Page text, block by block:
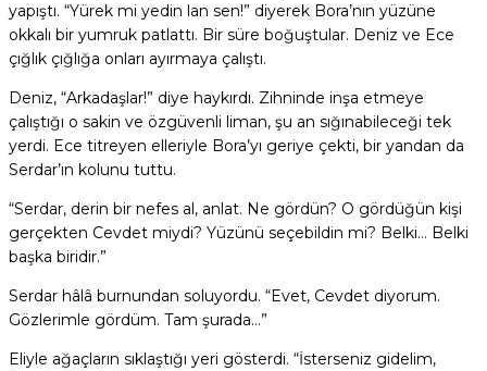
yapıştı. “Yürek mi yedin lan sen!” diyerek Bora’nın yüzüne
okkalı bir yumruk patlattı. Bir süre boğuştular. Deniz ve Ece
çığlık çığlığa onları ayırmaya çalıştı.
Deniz, “Arkadaşlar!” diye haykırdı. Zihninde inşa etmeye
çalıştığı o sakin ve özgüvenli liman, şu an sığınabileceği tek
yerdi. Ece titreyen elleriyle Bora’yı geriye çekti, bir yandan da
Serdar’ın kolunu tuttu.
“Serdar, derin bir nefes al, anlat. Ne gördün? O gördüğün kişi
gerçekten Cevdet miydi? Yüzünü seçebildin mi? Belki… Belki
başka biridir.”
Serdar hâlâ burnundan soluyordu. “Evet, Cevdet diyorum.
Gözlerimle gördüm. Tam şurada…”
Eliyle ağaçların sıklaştığı yeri gösterdi. “İsterseniz gidelim,